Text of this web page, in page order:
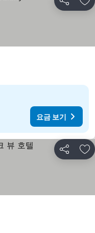
공유 즐
요금 보기
공유 즐